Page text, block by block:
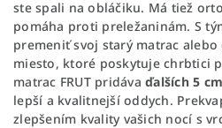
ste spali na obláčiku. Má tiež
pomáha proti preležaninám. S
premeniť svoj starý matrac
miesto, ktoré poskytuje chrbtici
matrac FRUT pridáva ďalších 5
lepší a kvalitnejší oddych.
zlepšením kvality vašich nocí s